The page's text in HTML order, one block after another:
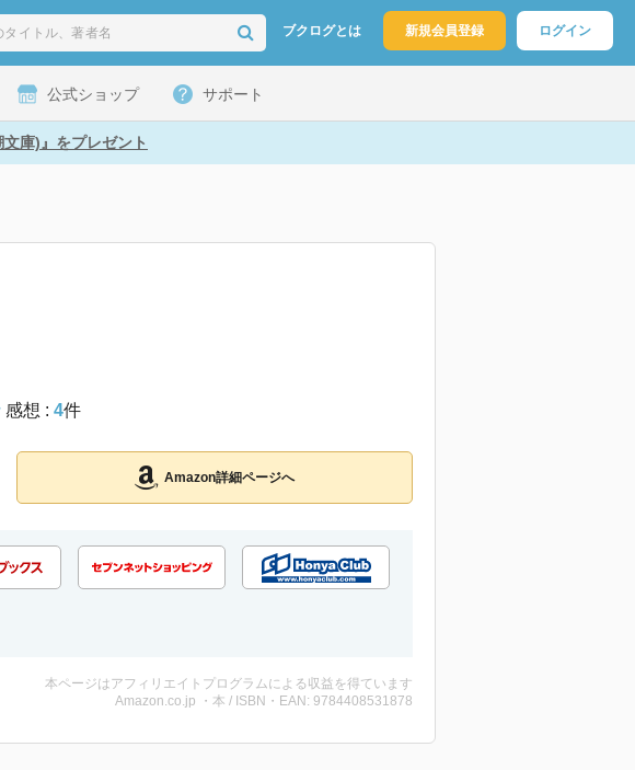
ブクログとは 新規会員登録 ログイン
公式ショップ サポート
庫)』をプレゼント
感想 : 4件
Amazon詳細ページへ
本ページはアフィリエイトプログラムによる収益を得ています
Amazon.co.jp ・本 / ISBN・EAN: 9784408531878